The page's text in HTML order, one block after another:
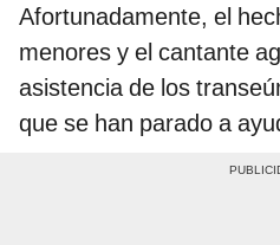
Afortunadamente, el
menores y el cantante
asistencia de los
que se han parado a